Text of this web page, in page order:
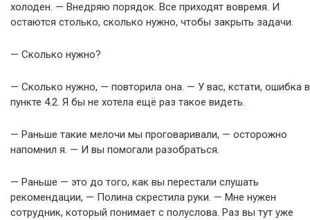
холоден. — Внедряю порядок. Все приходят вовремя. И
остаются столько, сколько нужно, чтобы закрыть задачи.
— Сколько нужно?
— Сколько нужно, — повторила она. — У вас, кстати, ошибка в
пункте 4.2. Я бы не хотела ещё раз такое видеть.
— Раньше такие мелочи мы проговаривали, — осторожно
напомнил я. — И вы помогали разобраться.
— Раньше — это до того, как вы перестали слушать
рекомендации, — Полина скрестила руки. — Мне нужен
сотрудник, который понимает с полуслова. Раз вы тут уже